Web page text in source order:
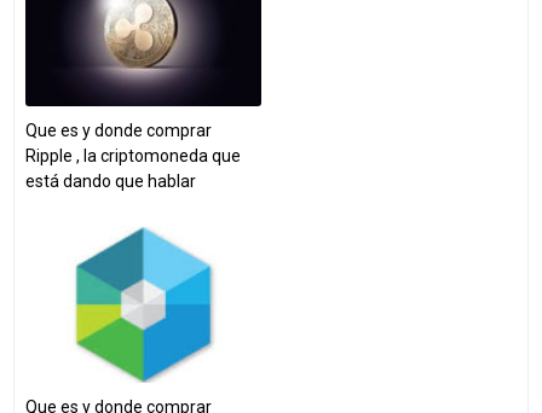
Que es y donde comprar
Ripple , la criptomoneda que
está dando que hablar
Que es y donde comprar